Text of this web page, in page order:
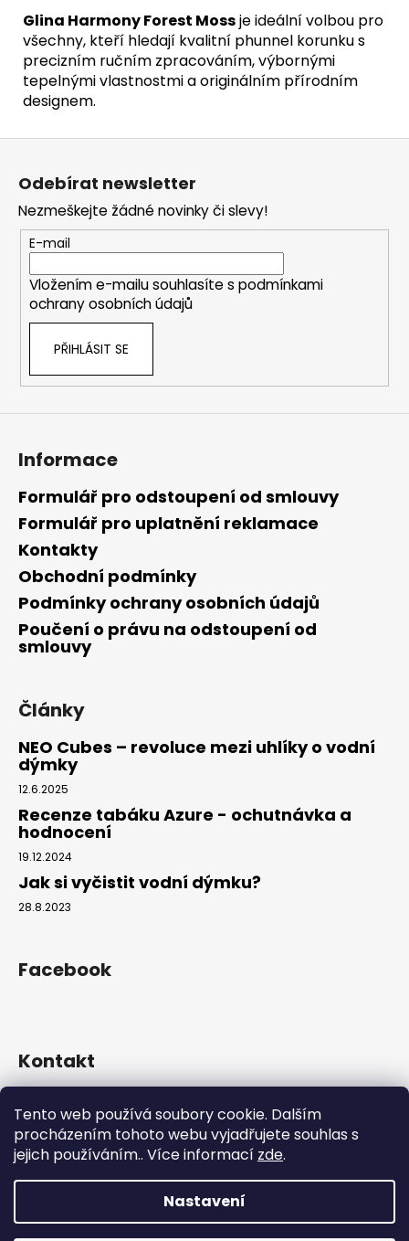
Tento web používá soubory cookie. Dalším
procházením tohoto webu vyjadřujete souhlas s
jejich používáním.. Více informací zde.
Nastavení
Glina Harmony Forest Mossje ideální volbou pro
všechny, kteří hledají kvalitní phunnel korunku s
precizním ručním zpracováním, výbornými
tepelnými vlastnostmi a originálním přírodním
designem.
Odebírat newsletter
Nezmeškejte žádné novinky či slevy!
E-mail
Vložením e-mailu souhlasíte s podmínkami
ochrany osobních údajů
PŘIHLÁSIT SE
Informace
Formulář pro odstoupení od smlouvy
Formulář pro uplatnění reklamace
Kontakty
Obchodní podmínky
Podmínky ochrany osobních údajů
Poučení o právu na odstoupení od
smlouvy
Články
NEO Cubes – revoluce mezi uhlíky o vodní
dýmky
12.6.2025
Recenze tabáku Azure - ochutnávka a
hodnocení
19.12.2024
Jak si vyčistit vodní dýmku?
28.8.2023
Facebook
Kontakt
+420 739 522 572
hookah_gang.cz/